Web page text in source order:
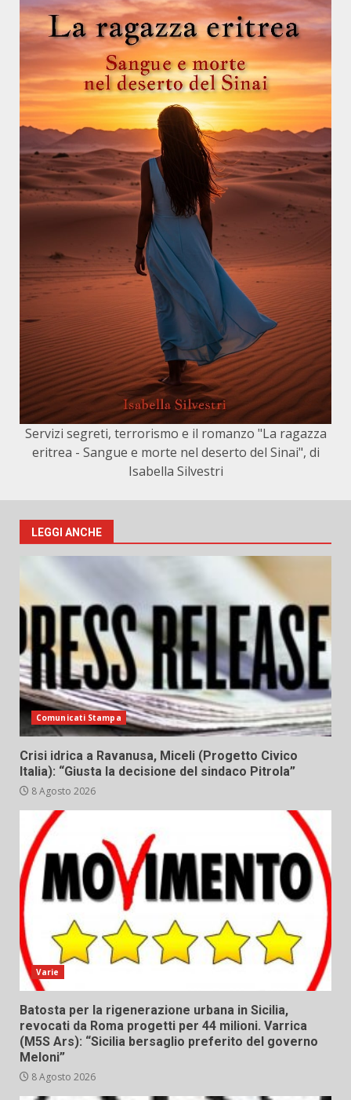
Servizi segreti, terrorismo e il romanzo "La ragazza
eritrea - Sangue e morte nel deserto del Sinai", di
Isabella Silvestri
LEGGI ANCHE
Comunicati Stampa
Crisi idrica a Ravanusa, Miceli (Progetto Civico
Italia): “Giusta la decisione del sindaco Pitrola”
8 Agosto 2026
Varie
Batosta per la rigenerazione urbana in Sicilia,
revocati da Roma progetti per 44 milioni. Varrica
(M5S Ars): “Sicilia bersaglio preferito del governo
Meloni”
8 Agosto 2026